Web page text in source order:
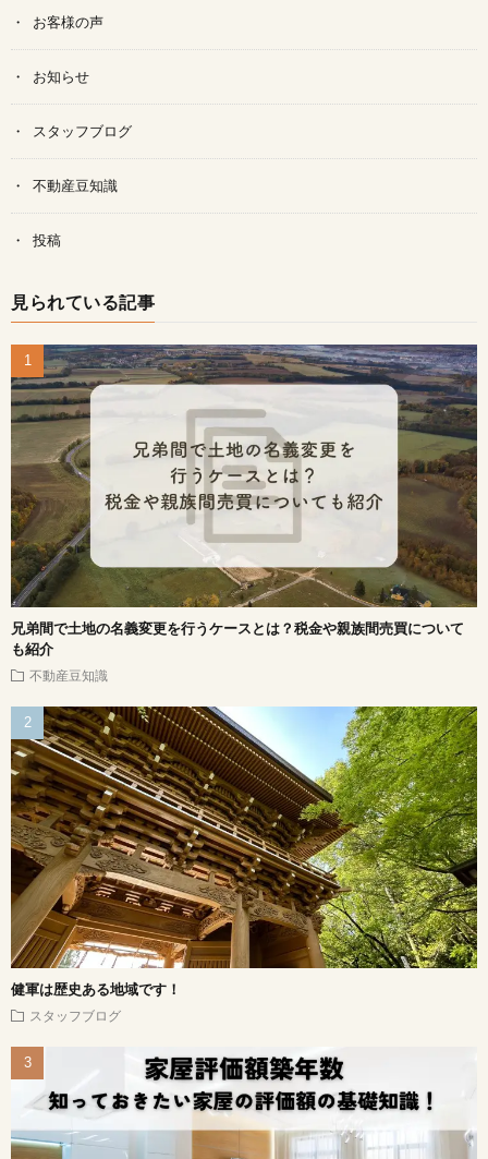
お客様の声
お知らせ
スタッフブログ
不動産豆知識
投稿
見られている記事
兄弟間で土地の名義変更を行うケースとは？税金や親族間売買について
も紹介
不動産豆知識
健軍は歴史ある地域です！
スタッフブログ